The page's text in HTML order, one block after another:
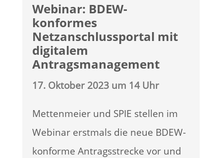
Webinar: BDEW-
konformes
Netzanschlussportal mit
digitalem
Antragsmanagement
17. Oktober 2023 um 14 Uhr
Mettenmeier und SPIE stellen im
Webinar erstmals die neue BDEW-
konforme Antragsstrecke vor und